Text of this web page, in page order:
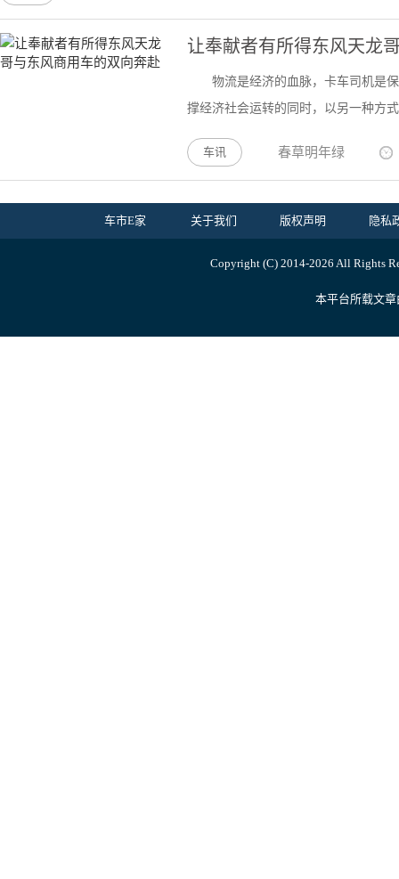
让奉献者有所得东风天龙
物流是经济的血脉，卡车司机是
撑经济社会运转的同时，以另一种方
车讯 春草明年绿
车市E家 关于我们 版权声明 隐私
Copyright (C) 2014-2026 All Rights
本平台所载文章